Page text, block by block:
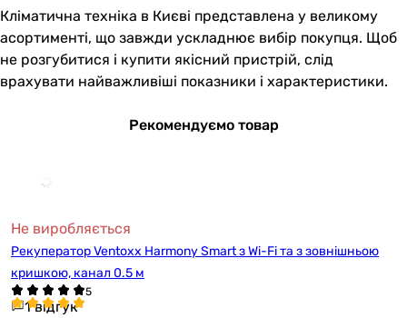
Кліматична техніка в Києві представлена у великому
асортименті, що завжди ускладнює вибір покупця. Щоб
не розгубитися і купити якісний пристрій, слід
врахувати найважливіші показники і характеристики.
Рекомендуємо товар
Не виробляється
Рекуператор Ventoxx Harmony Smart з Wi-Fi та з зовнішньою
кришкою, канал 0.5 м
1 відгук